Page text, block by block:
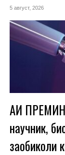
5 август, 2026
АИ
научник,
заобиколи